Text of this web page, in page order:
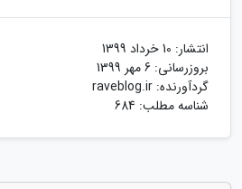
انتشار: 10 خرداد 1399
بروزرسانی: 6 مهر 1399
گردآورنده: raveblog.ir
شناسه مطلب: 684